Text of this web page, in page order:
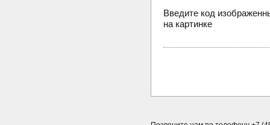
Введите код
на картинке